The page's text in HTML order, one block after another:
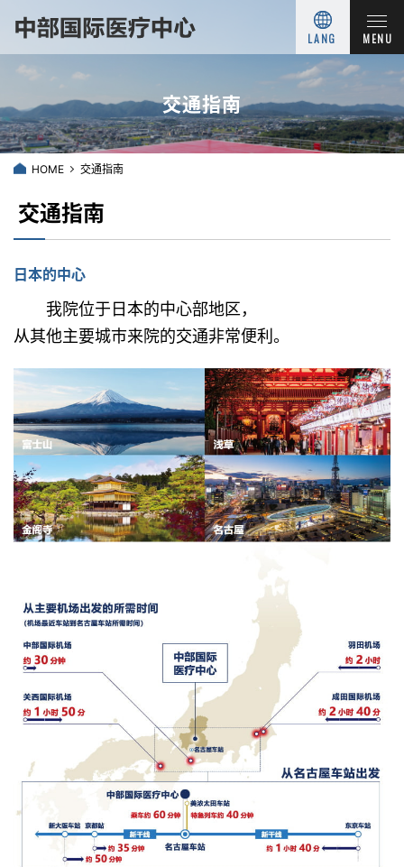
LANG MENU
交通指南
HOME 交通指南
交通指南
日本的中心
我院位于日本的中心部地区，
从其他主要城市来院的交通非常便利。